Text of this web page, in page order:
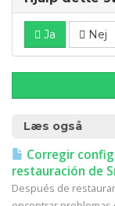
Ja Nej
Læs også
Corregir
restauración de
Después de